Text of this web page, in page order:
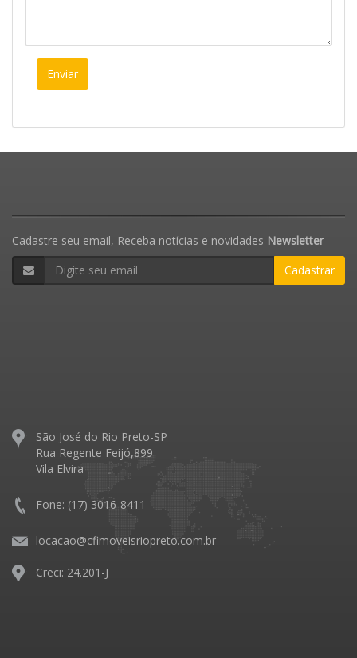
Enviar
Cadastre seu email, Receba notícias e novidades Newsletter
Cadastrar
São José do Rio Preto-SP
Rua Regente Feijó,899
Vila Elvira
Fone: (17) 3016-8411
locacao@cfimoveisriopreto.com.br
Creci: 24.201-J